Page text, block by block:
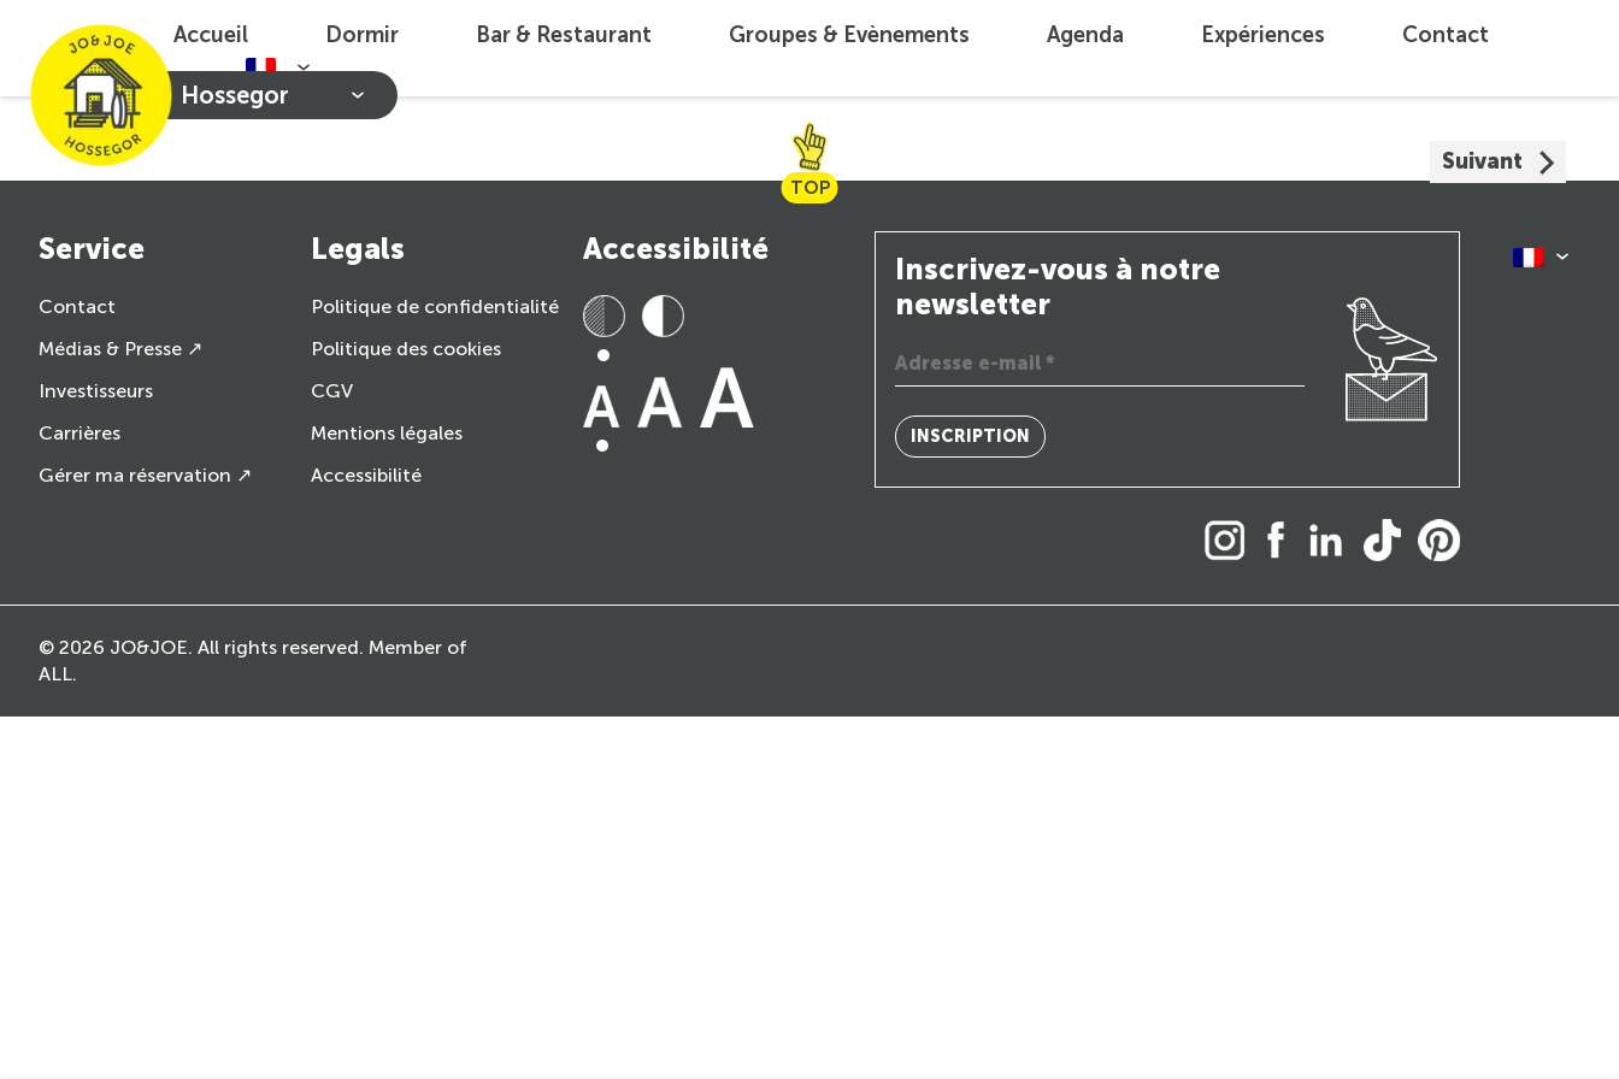
Hossegor
Accueil Dormir Bar & Restaurant Groupes & Evènements Agenda Expériences Contact
TOP
Suivant
Service
Contact
Médias & Presse ↗
Investisseurs
Carrières
Gérer ma réservation ↗
Legals
Politique de confidentialité
Politique des cookies
CGV
Mentions légales
Accessibilité
Accessibilité
Inscrivez-vous à notre
newsletter
INSCRIPTION
© 2026 JO&JOE. All rights reserved. Member of
ALL.